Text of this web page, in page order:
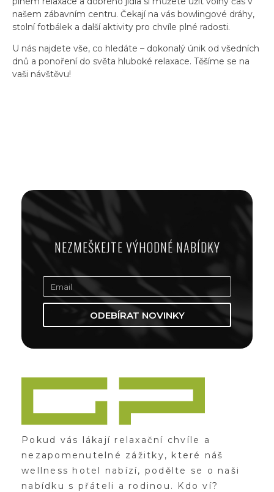
našem zábavním centru. Čekají na vás bowlingové dráhy,
stolní fotbálek a další aktivity pro chvíle plné radosti.
U nás najdete vše, co hledáte – dokonalý únik od všedních
dnů a ponoření do světa hluboké relaxace. Těšíme se na
vaši návštěvu!
NEZMEŠKEJTE VÝHODNÉ NABÍDKY
ODEBÍRAT NOVINKY
Zážitky Green Paradise
Pokud vás lákají relaxační chvíle a
nezapomenutelné zážitky, které náš
wellness hotel nabízí, podělte se o naši
nabídku s přáteli a rodinou. Kdo ví?